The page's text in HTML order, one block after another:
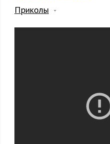
Приколы